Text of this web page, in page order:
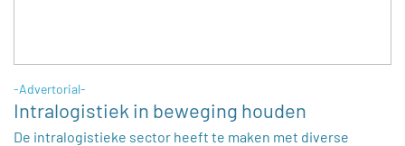
-Advertorial-
Intralogistiek in beweging houden
De intralogistieke sector heeft te maken met diverse